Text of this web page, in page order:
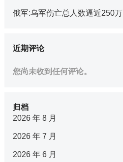
俄军:乌军伤亡总人数逼近250万
近期评论
您尚未收到任何评论。
归档
2026 年 8 月
2026 年 7 月
2026 年 6 月